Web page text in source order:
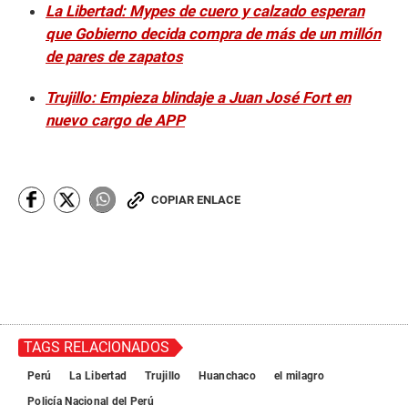
La Libertad: Mypes de cuero y calzado esperan
que Gobierno decida compra de más de un millón
de pares de zapatos
Trujillo: Empieza blindaje a Juan José Fort en
nuevo cargo de APP
COPIAR ENLACE
TAGS RELACIONADOS
Perú La Libertad Trujillo Huanchaco
el milagro
Policía Nacional del Perú